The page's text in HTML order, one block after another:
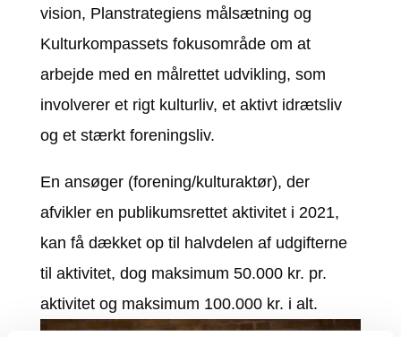
vision, Planstrategiens målsætning og
Kulturkompassets fokusområde om at
arbejde med en målrettet udvikling, som
involverer et rigt kulturliv, et aktivt idrætsliv
og et stærkt foreningsliv.
En ansøger (forening/kulturaktør), der
afvikler en publikumsrettet aktivitet i 2021,
kan få dækket op til halvdelen af udgifterne
til aktivitet, dog maksimum 50.000 kr. pr.
aktivitet og maksimum 100.000 kr. i alt.